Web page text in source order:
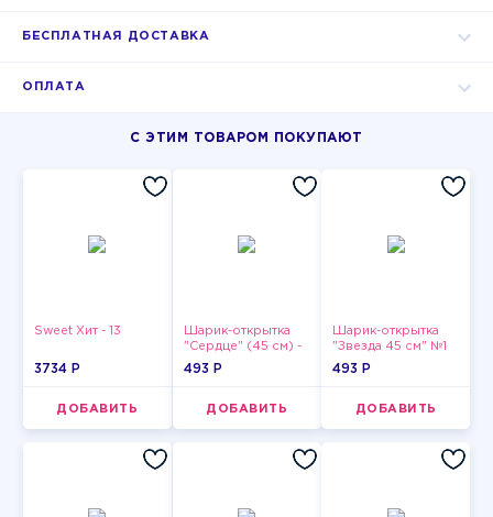
БЕСПЛАТНАЯ ДОСТАВКА
ОПЛАТА
С ЭТИМ ТОВАРОМ ПОКУПАЮТ
Sweet Хит - 13
3734 P
ДОБАВИТЬ
Шарик-открытка
"Сердце" (45 см) -
2
493 P
ДОБАВИТЬ
Шарик-открытка
"Звезда 45 см" №1
493 P
ДОБАВИТЬ